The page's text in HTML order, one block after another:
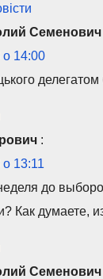
Семенович
о 14:00
:
13:11
до
Как думаете,
Семенович